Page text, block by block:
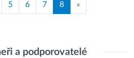
5 6 7 8 »
a podporovatelé